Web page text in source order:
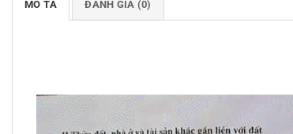
MÔ TẢ ĐÁNH GIÁ (0)